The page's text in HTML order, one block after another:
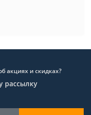
акциях и скидках?
рассылку